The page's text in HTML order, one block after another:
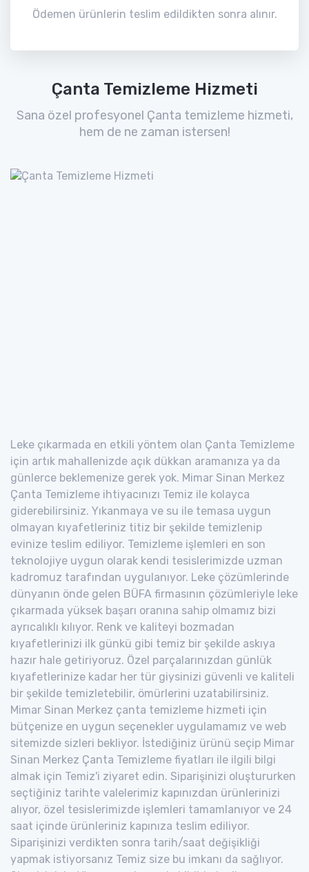
Ödemen ürünlerin teslim edildikten sonra alınır.
Çanta Temizleme Hizmeti
Sana özel profesyonel Çanta temizleme hizmeti,
hem de ne zaman istersen!
Leke çıkarmada en etkili yöntem olan Çanta Temizleme
için artık mahallenizde açık dükkan aramanıza ya da
günlerce beklemenize gerek yok. Mimar Sinan Merkez
Çanta Temizleme ihtiyacınızı Temiz ile kolayca
giderebilirsiniz. Yıkanmaya ve su ile temasa uygun
olmayan kıyafetleriniz titiz bir şekilde temizlenip
evinize teslim ediliyor. Temizleme işlemleri en son
teknolojiye uygun olarak kendi tesislerimizde uzman
kadromuz tarafından uygulanıyor. Leke çözümlerinde
dünyanın önde gelen BÜFA firmasının çözümleriyle leke
çıkarmada yüksek başarı oranına sahip olmamız bizi
ayrıcalıklı kılıyor. Renk ve kaliteyi bozmadan
kıyafetlerinizi ilk günkü gibi temiz bir şekilde askıya
hazır hale getiriyoruz. Özel parçalarınızdan günlük
kıyafetlerinize kadar her tür giysinizi güvenli ve kaliteli
bir şekilde temizletebilir, ömürlerini uzatabilirsiniz.
Mimar Sinan Merkez çanta temizleme hizmeti için
bütçenize en uygun seçenekler uygulamamız ve web
sitemizde sizleri bekliyor. İstediğiniz ürünü seçip Mimar
Sinan Merkez Çanta Temizleme fiyatları ile ilgili bilgi
almak için Temiz'i ziyaret edin. Siparişinizi oluştururken
seçtiğiniz tarihte valelerimiz kapınızdan ürünlerinizi
alıyor, özel tesislerimizde işlemleri tamamlanıyor ve 24
saat içinde ürünleriniz kapınıza teslim ediliyor.
Siparişinizi verdikten sonra tarih/saat değişikliği
yapmak istiyorsanız Temiz size bu imkanı da sağlıyor.